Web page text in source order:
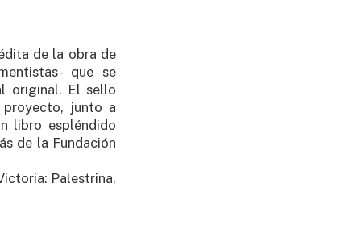
de la obra de
que se
original. El sello
junto a
libro espléndido
de la Fundación
Palestrina,